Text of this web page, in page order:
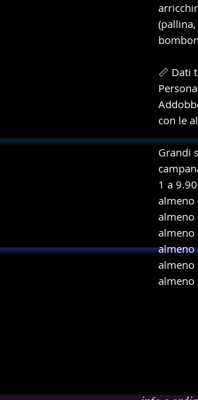
📏 Dati
con le
Grandi
1 a
almeno
almeno
almeno
almeno
almeno
almeno